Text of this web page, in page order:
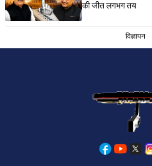
की जीत लगभग तय
विज्ञापन